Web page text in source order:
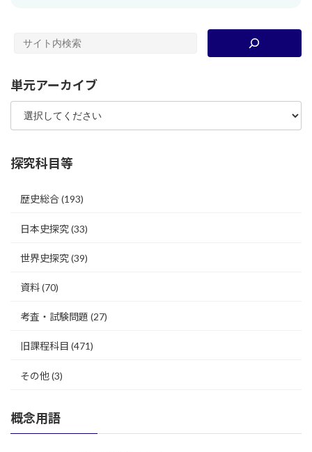
単元アーカイブ
探究科目等
歴史総合(193)
日本史探究(33)
世界史探究(39)
資料(70)
考査・試験問題 (27)
旧課程科目 (471)
その他(3)
概念用語